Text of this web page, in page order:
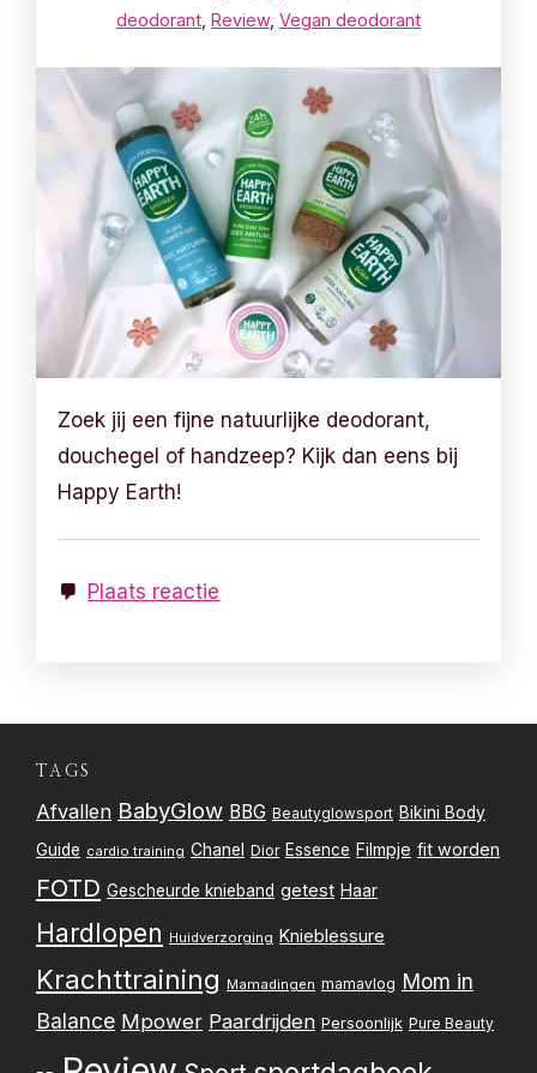
deodorant Review, Vegan deodorant
Zoek jij een fijne natuurlijke deodorant,
douchegel of handzeep? Kijk dan eens bij
Happy Earth!
Plaats reactie
TAGS
Afvallen BabyGlow BBG Beautyglowsport Bikini Body
Guide cardio training Chanel Dior Essence Filmpje fit worden
FOTD Gescheurde knieband getest Haar
Hardlopen Huidverzorging Knieblessure
Krachttraining Mamadingen mamavlog Mom in
Balance Mpower Paardrijden Persoonlijk Pure Beauty